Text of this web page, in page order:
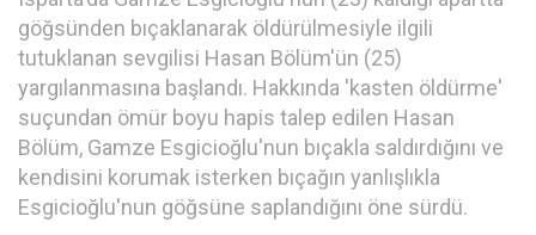
göğsünden bıçaklanarak öldürülmesiyle ilgili
tutuklanan sevgilisi Hasan Bölüm'ün (25)
yargılanmasına başlandı. Hakkında 'kasten öldürme'
suçundan ömür boyu hapis talep edilen Hasan
Bölüm, Gamze Esgicioğlu'nun bıçakla saldırdığını ve
kendisini korumak isterken bıçağın yanlışlıkla
Esgicioğlu'nun göğsüne saplandığını öne sürdü.